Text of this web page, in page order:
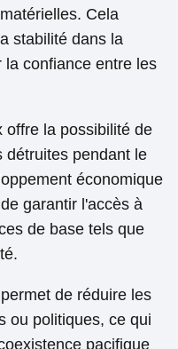
Cela
stabilité dans la
la confiance entre les
offre la possibilité de
détruites pendant le
économique
garantir l'accès à
de base tels que
de réduire les
ou politiques, ce qui
pacifique